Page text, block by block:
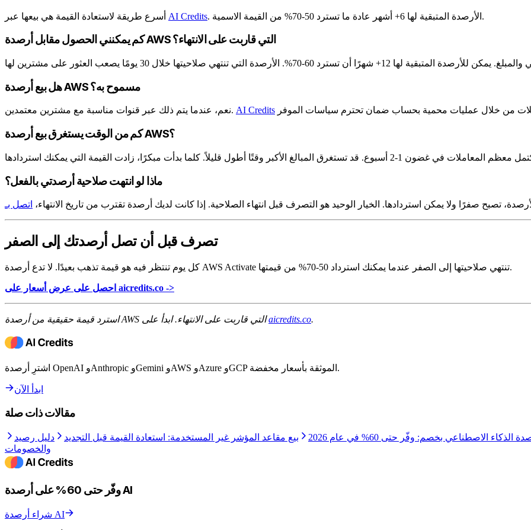
AI Credits . الأرصدة المتبقية لها 6+ أشهر عادة ما تسترد 50-70% من القيمة الاسمية.
كم يمكنني الحصول مقابل أرصدة AWS التي قاربت على الانتهاء؟
هل بيع أرصدة AWS مسموح به؟
نعم، عندما يتم ذلك عبر قنوات مناسبة مع مشترين معتمدين. AI Credits
كم من الوقت يستغرق بيع أرصدة AWS؟
ماذا لو انتهت صلاحية أرصدتي بالفعل؟
تصبح صفرًا ولا يمكن استردادها. الخيار الوحيد هو التصرف قبل انتهاء الصلاحية. إذا كانت لديك أرصدة تقترب من تاريخ الانتهاء،
تصرف قبل أن تصل أرصدتك إلى الصفر
كل يوم تنتظر فيه هو قيمة تذهب بعيدًا. لا تدع أرصدة AWS Activate تنتهي صلاحيتها إلى الصفر عندما يمكنك استرداد 50-70% من قيمتها.
احصل على عرض أسعار على aicredits.co ->
استرد قيمة حقيقية من أرصدة AWS التي قاربت على الانتهاء. ابدأ علىaicredits.co.
اشترِ أرصدة OpenAI وAnthropic وGemini وAWS وAzure وGCP الموثقة بأسعار مخفضة.
ابدأ الآن
مقالات ذات صلة
الذكاء الاصطناعي بخصم: وفّر حتى 60% في عام 2026 بيع مقاعد المؤشر غير المستخدمة: استعادة القيمة قبل التجديد
دليل رصيد ElevenLabs لعام 2026: الأسعار، المستوى المجاني،
والخصومات
وفّر حتى 60% على أرصدة AI
شراء أرصدة AI